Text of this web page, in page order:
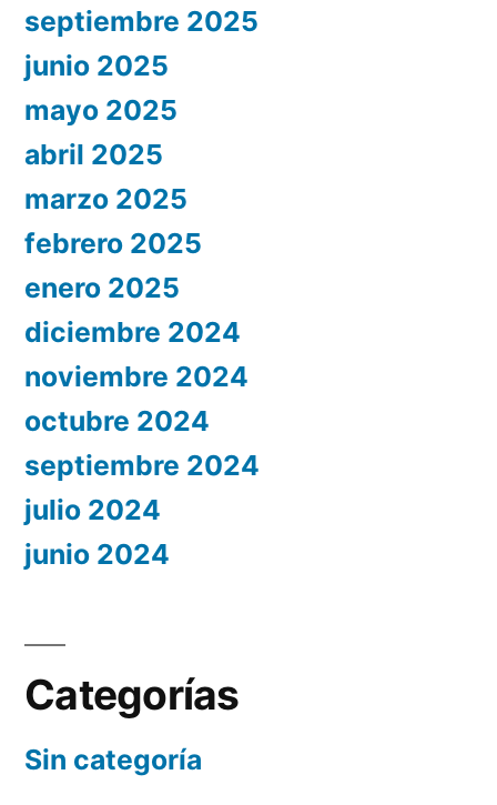
septiembre 2025
junio 2025
mayo 2025
abril 2025
marzo 2025
febrero 2025
enero 2025
diciembre 2024
noviembre 2024
octubre 2024
septiembre 2024
julio 2024
junio 2024
Categorías
Sin categoría